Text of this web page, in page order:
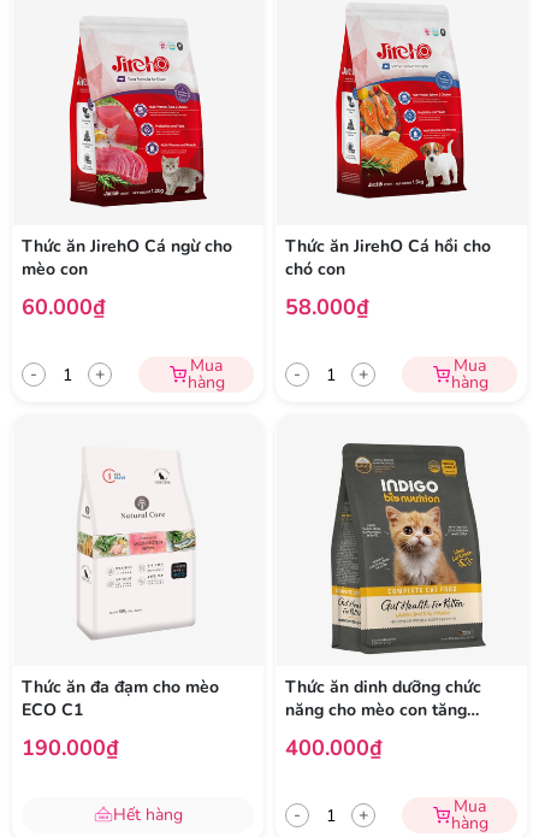
Thức ăn JirehO Cá ngừ cho
mèo con
60.000₫
- + Mua
hàng
Thức ăn JirehO Cá hồi cho
chó con
58.000₫
- + Mua
hàng
Thức ăn đa đạm cho mèo
ECO C1
190.000₫
Hết hàng
Thức ăn dinh dưỡng chức
năng cho mèo con tăng
400.000₫
- + Mua
hàng